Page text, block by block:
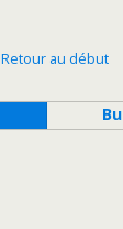
Retour au début